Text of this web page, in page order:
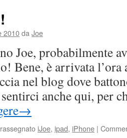
2010da Joe
Joe, probabilmente
Bene, è arrivata l’ora
nel blog dove
anche qui, per
→
iJoe, ipad, iPhone |